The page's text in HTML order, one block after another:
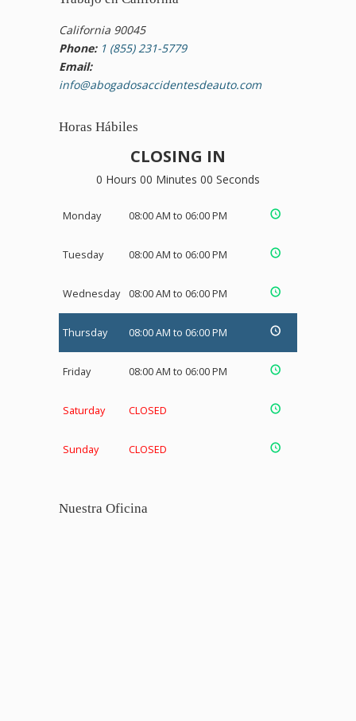
California 90045
Phone: 1 (855) 231-5779
Email:
info@abogadosaccidentesdeauto.com
Horas Hábiles
CLOSING IN
0 Hours 00 Minutes 00 Seconds
Monday 08:00 AM to 06:00 PM
Tuesday 08:00 AM to 06:00 PM
Wednesday 08:00 AM to 06:00 PM
Thursday 08:00 AM to 06:00 PM
Friday 08:00 AM to 06:00 PM
Saturday CLOSED
Sunday CLOSED
Nuestra Oficina